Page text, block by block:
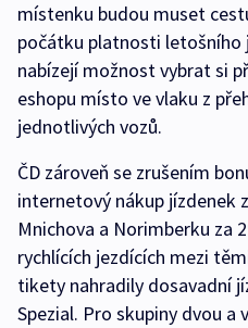
místenku budou muset
počátku platnosti letošního
nabízejí možnost vybrat si
eshopu místo ve vlaku z
jednotlivých vozů.
ČD zároveň se zrušením
internetový nákup jízdenek
Mnichova a Norimberku za
rychlících jezdících mezi
tikety nahradily dosavadní
Spezial. Pro skupiny dvou